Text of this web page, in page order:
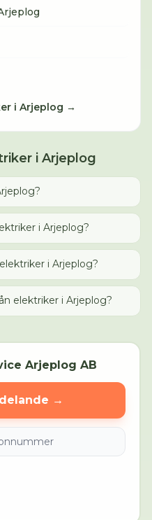
i Arjeplog →
i Arjeplog
i Arjeplog?
i Arjeplog?
elektriker i Arjeplog?
Arjeplog AB
→